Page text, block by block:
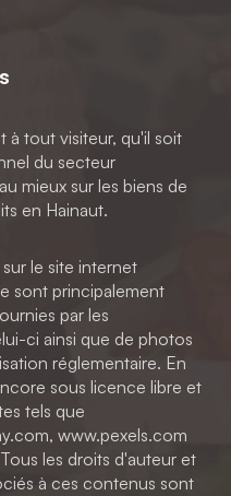
à tout visiteur, qu'il soit
du secteur
mieux sur les biens de
en Hainaut.
le site internet
sont principalement
par les
ci ainsi que de photos
réglementaire. En
sous licence libre et
tels que
www.pexels.com
les droits d'auteur et
à ces contenus sont